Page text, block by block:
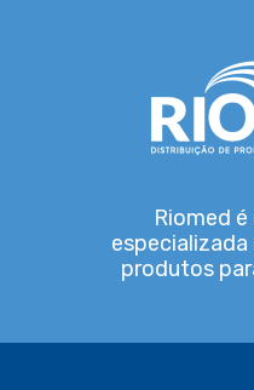
Riomed
produtos